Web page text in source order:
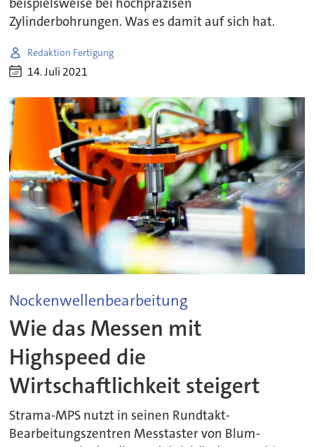
beispielsweise bei hochpräzisen
Zylinderbohrungen. Was es damit auf sich hat.
Redaktion Fertigung
14. Juli 2021
Nockenwellenbearbeitung
Wie das Messen mit
Highspeed die
Wirtschaftlichkeit steigert
Strama-MPS nutzt in seinen Rundtakt-
Bearbeitungszentren Messtaster von Blum-